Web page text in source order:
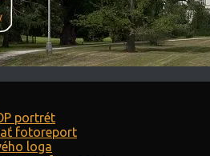
portrét
fotoreport
loga